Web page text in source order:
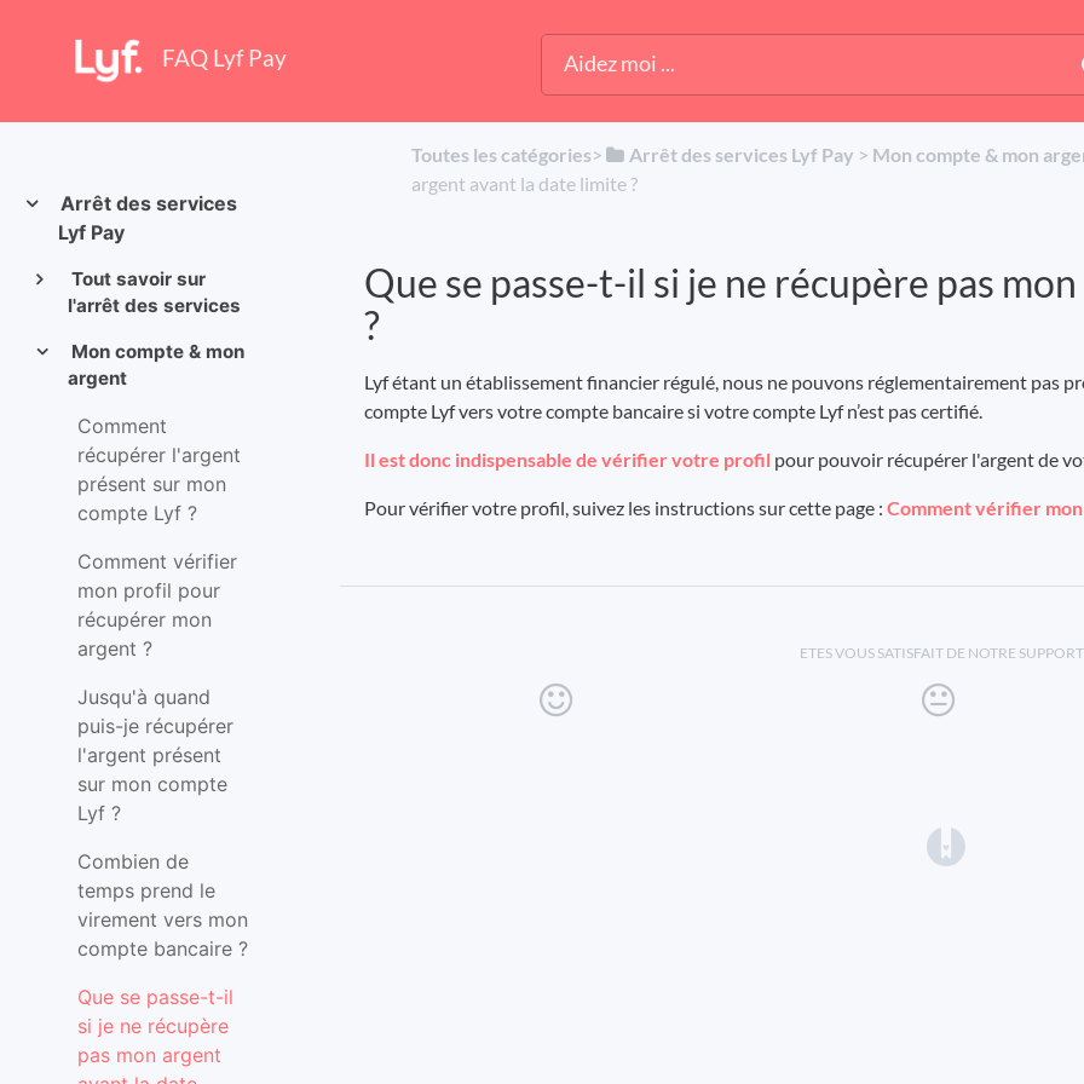
FAQ Lyf Pay
Arrêt des services
Lyf Pay
Tout savoir sur
l'arrêt des services
Mon compte & mon
argent
Comment
récupérer l'argent
présent sur mon
compte Lyf ?
Comment vérifier
mon profil pour
récupérer mon
argent ?
Jusqu'à quand
puis-je récupérer
l'argent présent
sur mon compte
Lyf ?
Combien de
temps prend le
virement vers mon
compte bancaire ?
Que se passe-t-il
si je ne récupère
pas mon argent
Toutes les catégories​>​ ​Arrêt des services Lyf Pay ​ > ​ ​Mon compte & mon
argent avant la date limite ?
Que se passe-t-il si je ne récupère pas
?
Lyf étant un établissement financier régulé, nous ne pouvons réglementairement pas
compte Lyf vers votre compte bancaire si votre compte Lyf n’est pas certifié.
Il est donc indispensable de vérifier votre profil pour pouvoir récupérer l'argent de
Pour vérifier votre profil, suivez les instructions sur cette page : Comment vérifier
ETES VOUS SATISFAIT DE NOTRE SUPPORT
(opens in a